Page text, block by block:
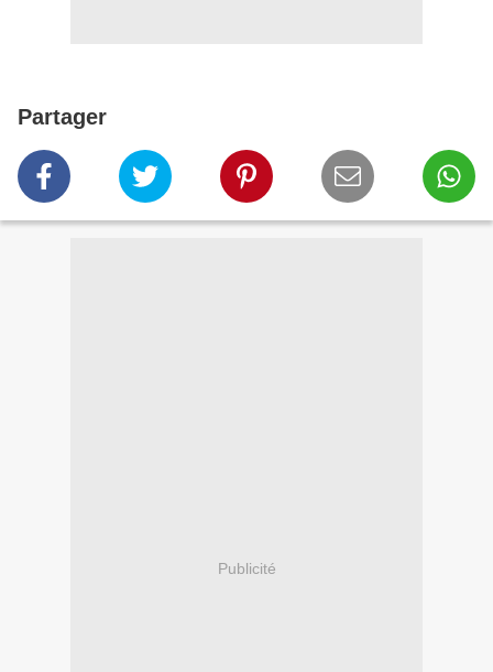
Partager
Publicité